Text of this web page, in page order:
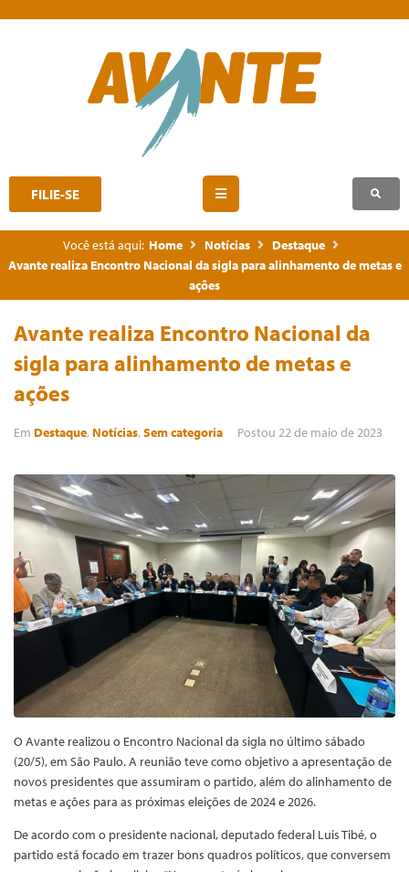
FILIE-SE
Você está aqui: Home Notícias
Destaque
Avante realiza Encontro Nacional da sigla para alinhamento de metas e
ações
Avante realiza Encontro Nacional da
sigla para alinhamento de metas e
ações
Em Destaque, Notícias, Sem categoria Postou 22 de maio de 2023
O Avante realizou o Encontro Nacional da sigla no último sábado
(20/5), em São Paulo. A reunião teve como objetivo a apresentação de
novos presidentes que assumiram o partido, além do alinhamento de
metas e ações para as próximas eleições de 2024 e 2026.
De acordo com o presidente nacional, deputado federal Luis Tibé, o
partido está focado em trazer bons quadros políticos, que conversem